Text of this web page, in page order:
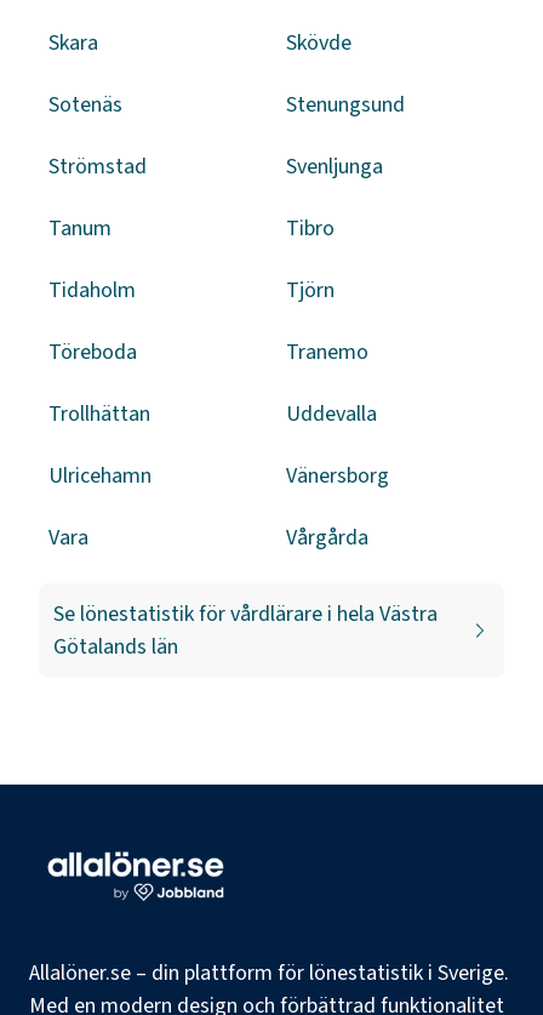
Skara Skövde
Sotenäs Stenungsund
Strömstad Svenljunga
Tanum Tibro
Tidaholm Tjörn
Töreboda Tranemo
Trollhättan Uddevalla
Ulricehamn Vänersborg
Vara Vårgårda
Se lönestatistik förvårdlärare i hela Västra
Götalands län
Allalöner.se – din plattform för lönestatistik i Sverige.
Med en modern design och förbättrad funktionalitet